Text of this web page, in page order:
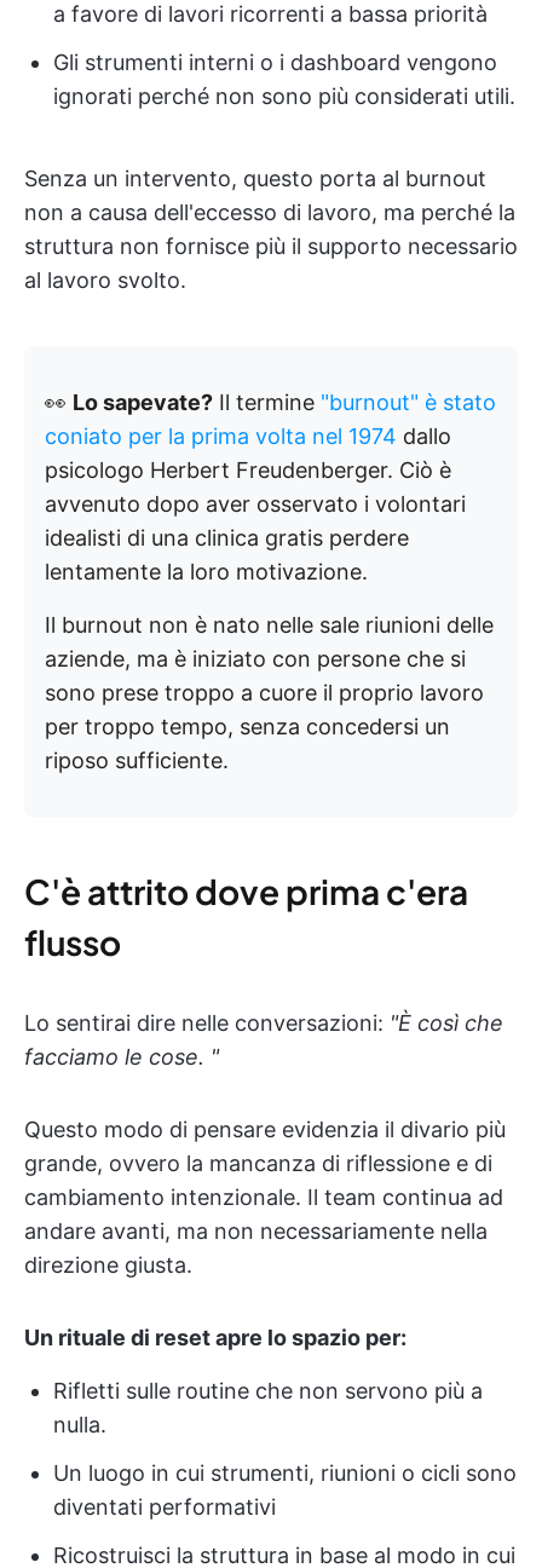
a favore di lavori ricorrenti a bassa priorità
Gli strumenti interni o i dashboard vengono
ignorati perché non sono più considerati utili.
Senza un intervento, questo porta al burnout
non a causa dell'eccesso di lavoro, ma perché la
struttura non fornisce più il supporto necessario
al lavoro svolto.
👀 Lo sapevate? Il termine "burnout" è stato
coniato per la prima volta nel 1974 dallo
psicologo Herbert Freudenberger. Ciò è
avvenuto dopo aver osservato i volontari
idealisti di una clinica gratis perdere
lentamente la loro motivazione.
Il burnout non è nato nelle sale riunioni delle
aziende, ma è iniziato con persone che si
sono prese troppo a cuore il proprio lavoro
per troppo tempo, senza concedersi un
riposo sufficiente.
C'è attrito dove prima c'era
flusso
Lo sentirai dire nelle conversazioni: "È così che
facciamo le cose. "
Questo modo di pensare evidenzia il divario più
grande, ovvero la mancanza di riflessione e di
cambiamento intenzionale. Il team continua ad
andare avanti, ma non necessariamente nella
direzione giusta.
Un rituale di reset apre lo spazio per:
Rifletti sulle routine che non servono più a
nulla.
Un luogo in cui strumenti, riunioni o cicli sono
diventati performativi
Ricostruisci la struttura in base al modo in cui